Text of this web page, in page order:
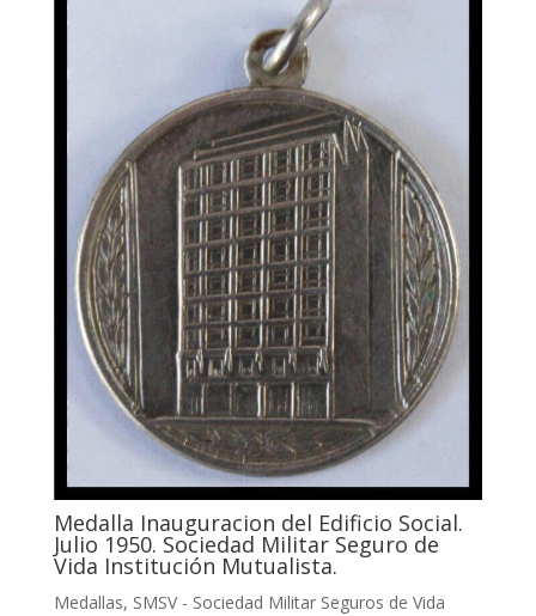
Medalla Inauguracion del Edificio Social.
Julio 1950. Sociedad Militar Seguro de
Vida Institución Mutualista.
Medallas, SMSV - Sociedad Militar Seguros de Vida